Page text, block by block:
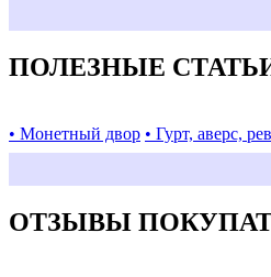
ПОЛЕЗНЫЕ
• Монетный двор • Гурт, аверс,
ОТЗЫВЫ